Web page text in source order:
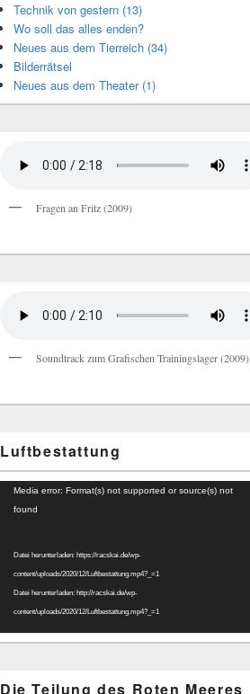
Technik von gestern (13)
Wo soll das alles enden?
Neues aus dem Tierreich (34)
Bilderrätsel
Neues aus dem Theater (1)
Fragen an Fritz (2009)
Soundtrack zum Grafischen Trainingslager (2009)
Luftbestattung
Video-
Player
Media error: Format(s) not supported or source(s) not
found
Datei herunterladen: https://racskai.de/wp-
content/uploads/2020/12/Luftbestattung.mp4?_=1
Datei herunterladen: http://racskai.de/wp-
content/uploads/2020/12/Luftbestattung.mp4?_=1
Die Teilung des Roten Meeres